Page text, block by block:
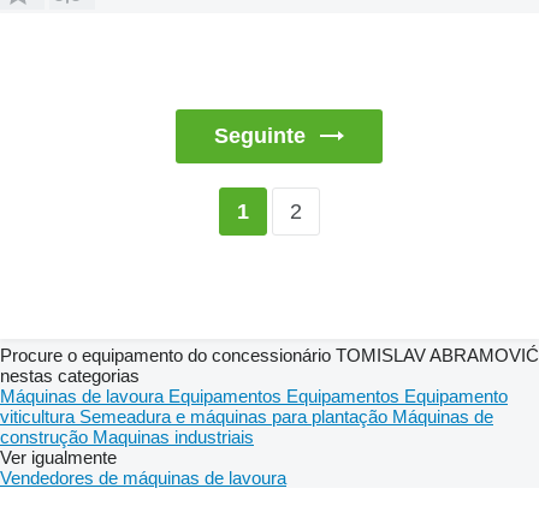
Seguinte
1 2
Procure o equipamento do concessionário TOMISLAV ABRAMOVIĆ
nestas categorias
Máquinas de lavoura Equipamentos Equipamentos Equipamento
viticultura Semeadura e máquinas para plantação Máquinas de
construção Maquinas industriais
Ver igualmente
Vendedores de máquinas de lavoura